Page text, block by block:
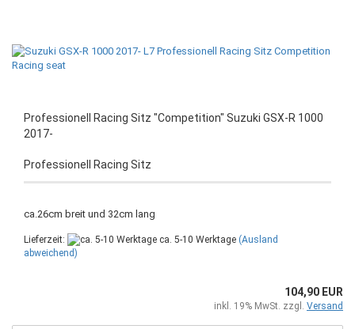
Professionell Racing Sitz "Competition" Suzuki GSX-R 1000
2017-
Professionell Racing Sitz
ca.26cm breit und 32cm lang
Lieferzeit: ca. 5-10 Werktage (Ausland
abweichend)
104,90 EUR
inkl. 19% MwSt. zzgl. Versand